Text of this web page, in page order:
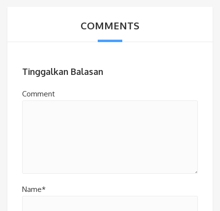
COMMENTS
Tinggalkan Balasan
Comment
Name*